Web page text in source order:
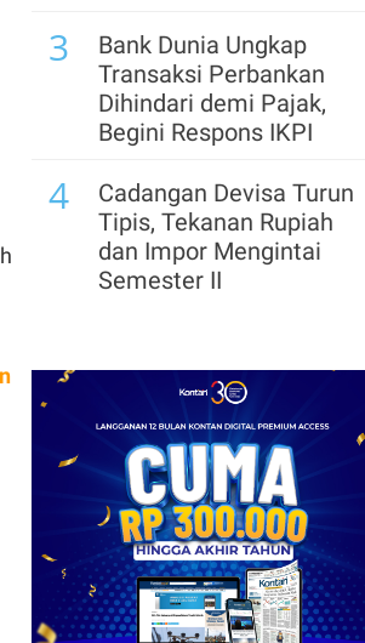
3
Bank Dunia Ungkap
Transaksi Perbankan
Dihindari demi Pajak,
Begini Respons IKPI
4
Cadangan Devisa Turun
Tipis, Tekanan Rupiah
dan Impor Mengintai
Semester II